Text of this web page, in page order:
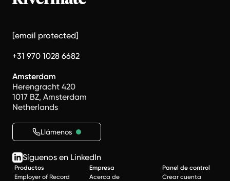
[email protected]
+31 970 1028 6682
Amsterdam
Herengracht 420
1017 BZ, Amsterdam
Netherlands
Llámenos
Síguenos en LinkedIn
Productos
Employer of Record
Empresa
Acerca de
Panel de control
Crear cuenta